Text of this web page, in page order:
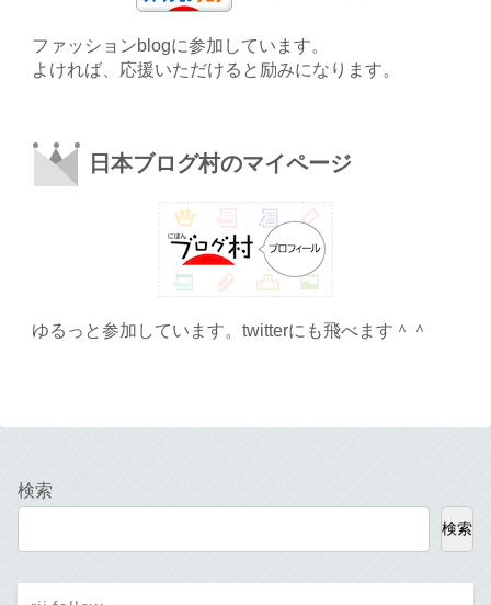
ファッションblogに参加しています。
よければ、応援いただけると励みになります。
日本ブログ村のマイページ
ゆるっと参加しています。twitterにも飛べます＾＾
検索
検索